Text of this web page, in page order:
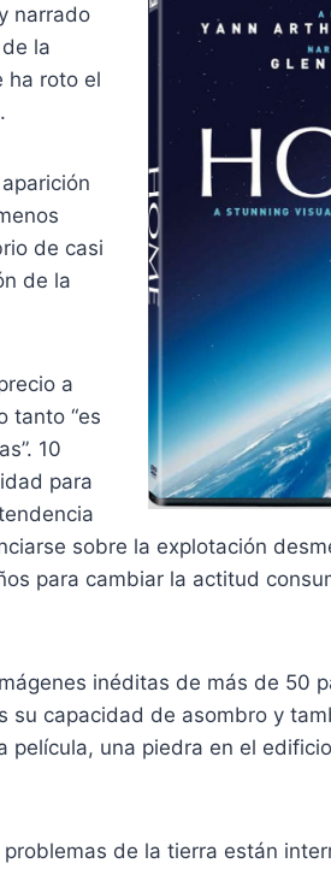
narrado
la
ha roto el
de casi
de la
a
tanto “es
10
para
sobre la explotación
para cambiar la actitud
inéditas de más de 50
su capacidad de asombro y
película, una piedra en el
de la tierra están